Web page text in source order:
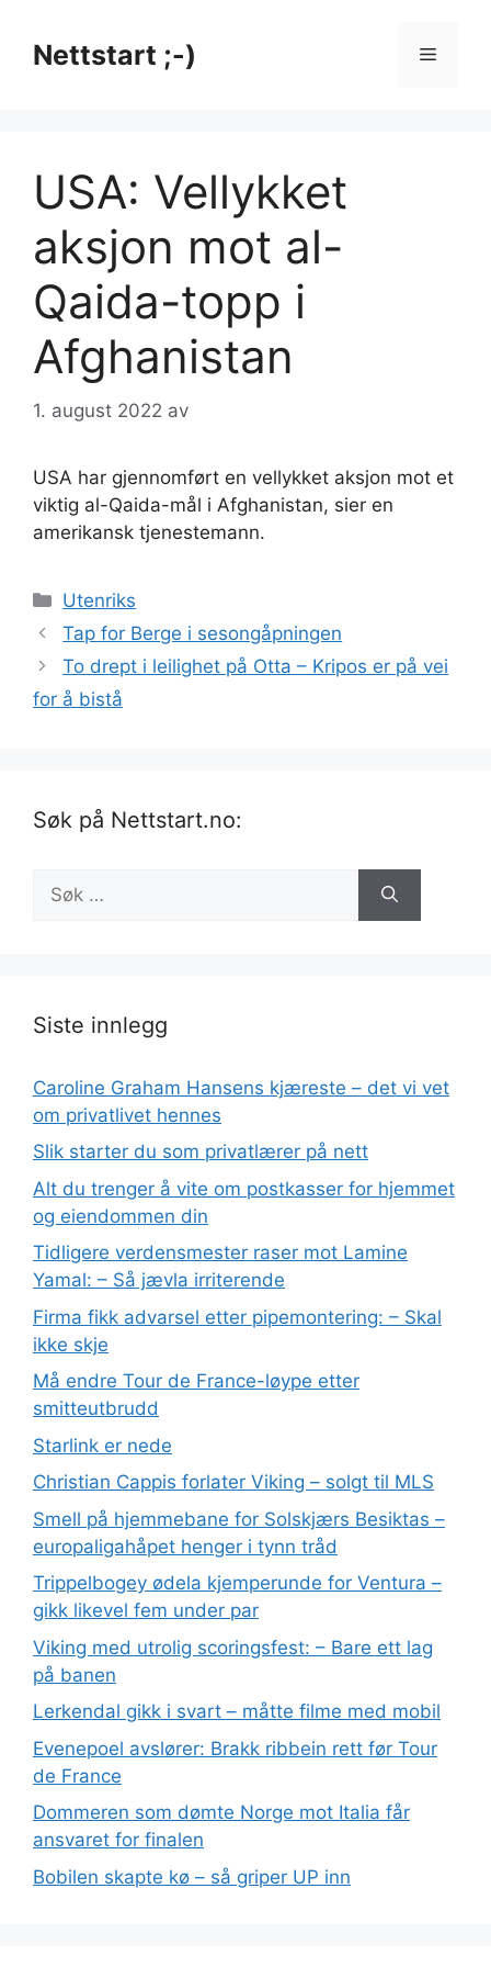
innholdNettstart ;-) Meny
USA: Vellykket
aksjon mot al-
Qaida-topp i
Afghanistan
1. august 2022 av
USA har gjennomført en vellykket aksjon mot et
viktig al-Qaida-mål i Afghanistan, sier en
amerikansk tjenestemann.
Kategorier
Utenriks
Tap for Berge i sesongåpningen
To drept i leilighet på Otta – Kripos er på vei
for å bistå
Søk på Nettstart.no:
etter:
Siste innlegg
Caroline Graham Hansens kjæreste – det vi vet
om privatlivet hennes
Slik starter du som privatlærer på nett
Alt du trenger å vite om postkasser for hjemmet
og eiendommen din
Tidligere verdensmester raser mot Lamine
Yamal: – Så jævla irriterende
Firma fikk advarsel etter pipemontering: – Skal
ikke skje
Må endre Tour de France-løype etter
smitteutbrudd
Starlink er nede
Christian Cappis forlater Viking – solgt til MLS
Smell på hjemmebane for Solskjærs Besiktas –
europaligahåpet henger i tynn tråd
Trippelbogey ødela kjemperunde for Ventura –
gikk likevel fem under par
Viking med utrolig scoringsfest: – Bare ett lag
på banen
Lerkendal gikk i svart – måtte filme med mobil
Evenepoel avslører: Brakk ribbein rett før Tour
de France
Dommeren som dømte Norge mot Italia får
ansvaret for finalen
Bobilen skapte kø – så griper UP inn